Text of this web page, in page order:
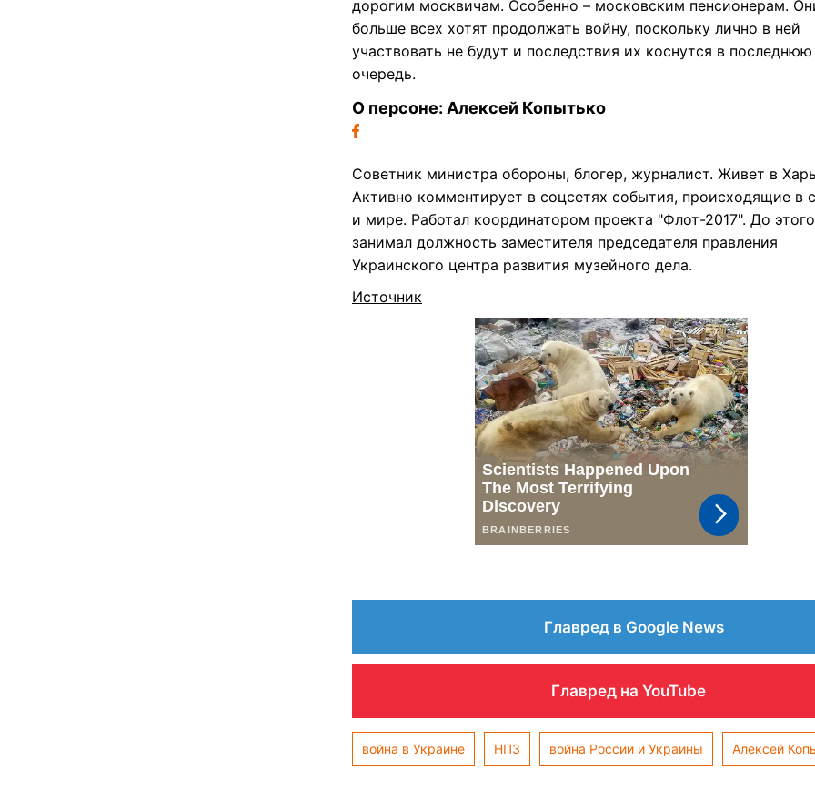
дорогим москвичам. Особенно – московским пенсионерам.
больше всех хотят продолжать войну, поскольку лично в ней
участвовать не будут и последствия их коснутся в последнюю
очередь.
О персоне: Алексей Копытько
Советник министра обороны, блогер, журналист. Живет в
Активно комментирует в соцсетях события, происходящие в
и мире. Работал координатором проекта "Флот-2017". До этого
занимал должность заместителя председателя правления
Украинского центра развития музейного дела.
Источник
Главред в Google News
Главред на YouTube
война в Украине НПЗ война России и Украины Алексей